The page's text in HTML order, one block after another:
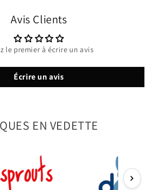
Avis Clients
le premier à écrire un avis
Écrire un avis
EN VEDETTE